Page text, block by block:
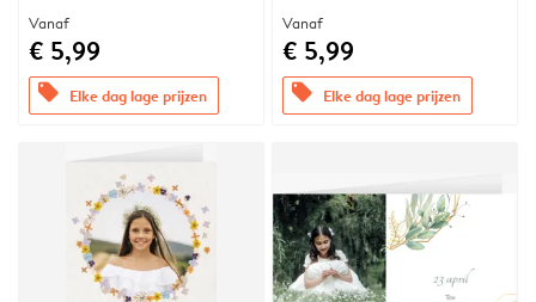
Vanaf
€ 5,99
offers Elke dag lage prijzen
Vanaf
€ 5,99
offers Elke dag lage prijzen